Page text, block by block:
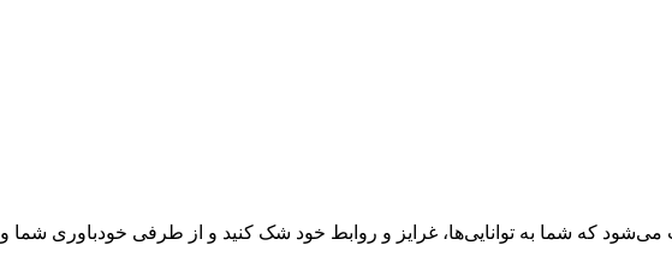
که شما به توانایی‌ها، غرایز و روابط خود شک کنید و از طرفی خودباوری شما و